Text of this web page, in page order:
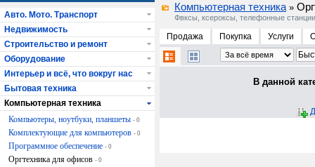
Компьютерная техника »
Фвксы, ксероксы, телефонные
Продажа Покупка Услуги
В данной
Авто. Мото. Транспорт
Недвижимость
Строительство и ремонт
Оборудование
Интерьер и всё, что вокруг нас
Бытовая техника
Компьютерная техника
Компьютеры, ноутбуки, планшеты - 0
Комплектующие для компьютеров - 0
Программное обеспечение - 0
Оргтехника для офисов - 0